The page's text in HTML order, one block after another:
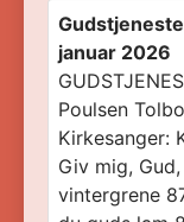
januar 2026
Poulsen
Kirkesanger:
Giv mig,
vintergrene